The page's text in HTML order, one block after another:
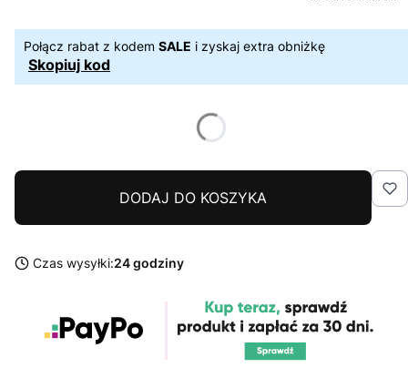
Połącz rabat z kodem SALE i zyskaj extra obniżkę
Skopiuj kod
DODAJ DO KOSZYKA
Czas wysyłki:24 godziny